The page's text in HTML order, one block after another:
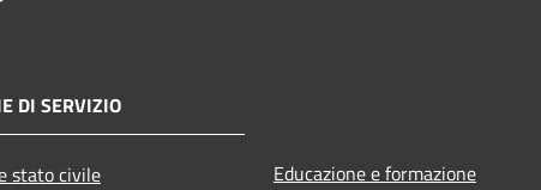
DI SERVIZIO
stato civile
Educazione e formazione